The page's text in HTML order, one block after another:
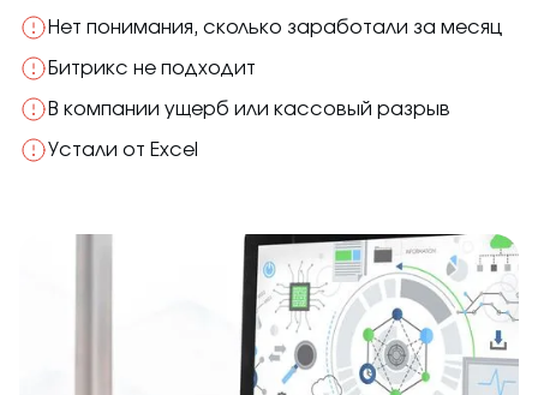
Нет понимания, сколько заработали за месяц
Битрикс не подходит
В компании ущерб или кассовый разрыв
Устали от Excel